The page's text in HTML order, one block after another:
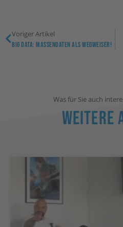
Voriger Artikel
Big Data: Massendaten Als Wegweiser!
Was für Sie auch
Weitere